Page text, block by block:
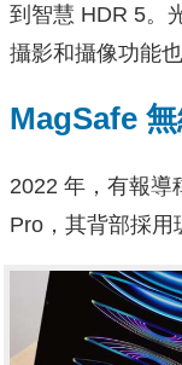
到智慧 HDR 5。
攝影和攝像功能
MagSafe
2022 年，有報導
Pro，其背部採用